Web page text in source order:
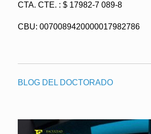
CTA. CTE. : $ 17982-7 089-8
CBU: 0070089420000017982786
BLOG DEL DOCTORADO